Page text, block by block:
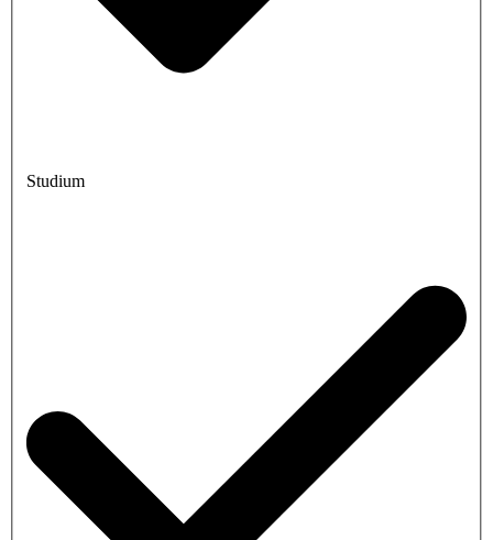
Studium